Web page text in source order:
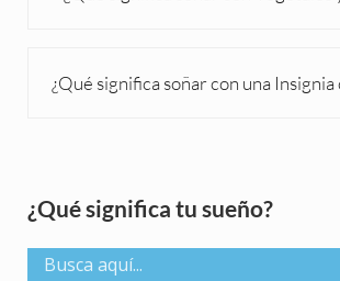
¿Qué significa soñar con una Insignia
Sidebar
¿Qué significa tu sueño?